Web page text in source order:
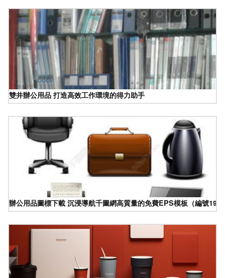
雙井辦公用品 打造高效工作環境的得力助手
辦公用品圖標下載 沉浸導航千圖網高質量的免費EPS模板（編號